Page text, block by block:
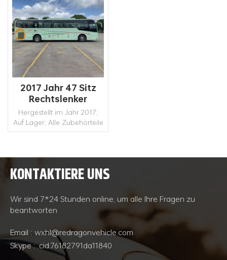
2017 Jahr 47 Sitz
Rechtslenker
Hersteller
Dieselmotor Bus
Hergestellt im Jahr 2017;
Auf Lager; Alle Zubehörteile
sind original.
WEITERLESEN
KONTAKTIERE UNS
Wir sind 7*24 Stunden online, um alle Ihre Fragen zu
beantworten
Email : wxhl@redragonvehicle.com
Skype : .cid.76182791da11840